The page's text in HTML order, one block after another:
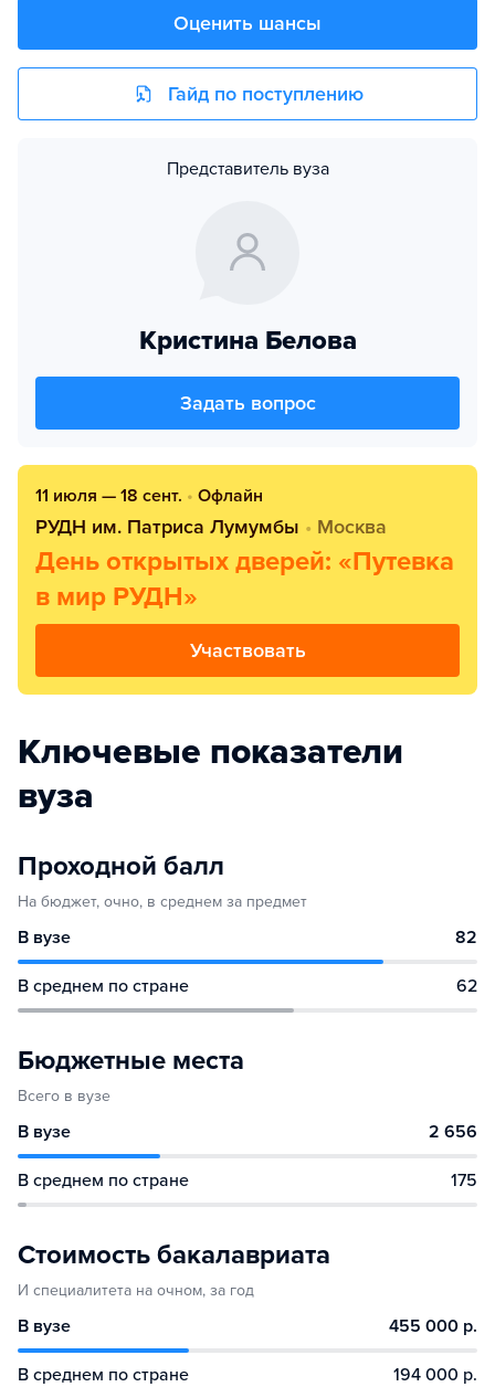
Оценить шансы
Гайд по поступлению
Представитель вуза
Кристина Белова
Задать вопрос
11 июля — 18 сент. • Офлайн
РУДН им. Патриса Лумумбы • Москва
День открытых дверей: «Путевка
в мир РУДН»
Участвовать
Ключевые показатели
вуза
Проходной балл
На бюджет, очно, в среднем за предмет
В вузе 82
В среднем по стране 62
Бюджетные места
Всего в вузе
В вузе 2 656
В среднем по стране 175
Стоимость бакалавриата
И специалитета на очном, за год
В вузе 455 000 р.
В среднем по стране 194 000 р.